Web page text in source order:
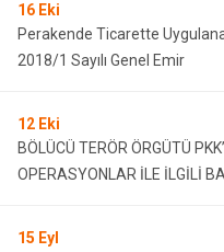
16 Eki
Perakende Ticarette
2018/1 Sayılı Genel Emir
12 Eki
BÖLÜCÜ TERÖR ÖRGÜTÜ
OPERASYONLAR İLE İLGİLİ
15 Eyl